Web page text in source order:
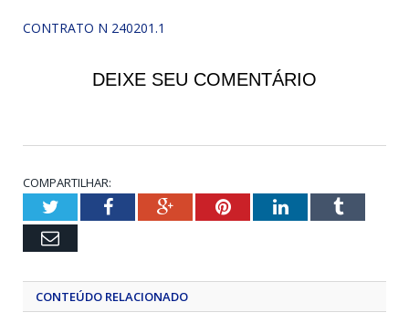
CONTRATO N 240201.1
DEIXE SEU COMENTÁRIO
COMPARTILHAR:
TwitterFacebookGoogle+PinterestLinkedInTumblr
Email
CONTEÚDO RELACIONADO